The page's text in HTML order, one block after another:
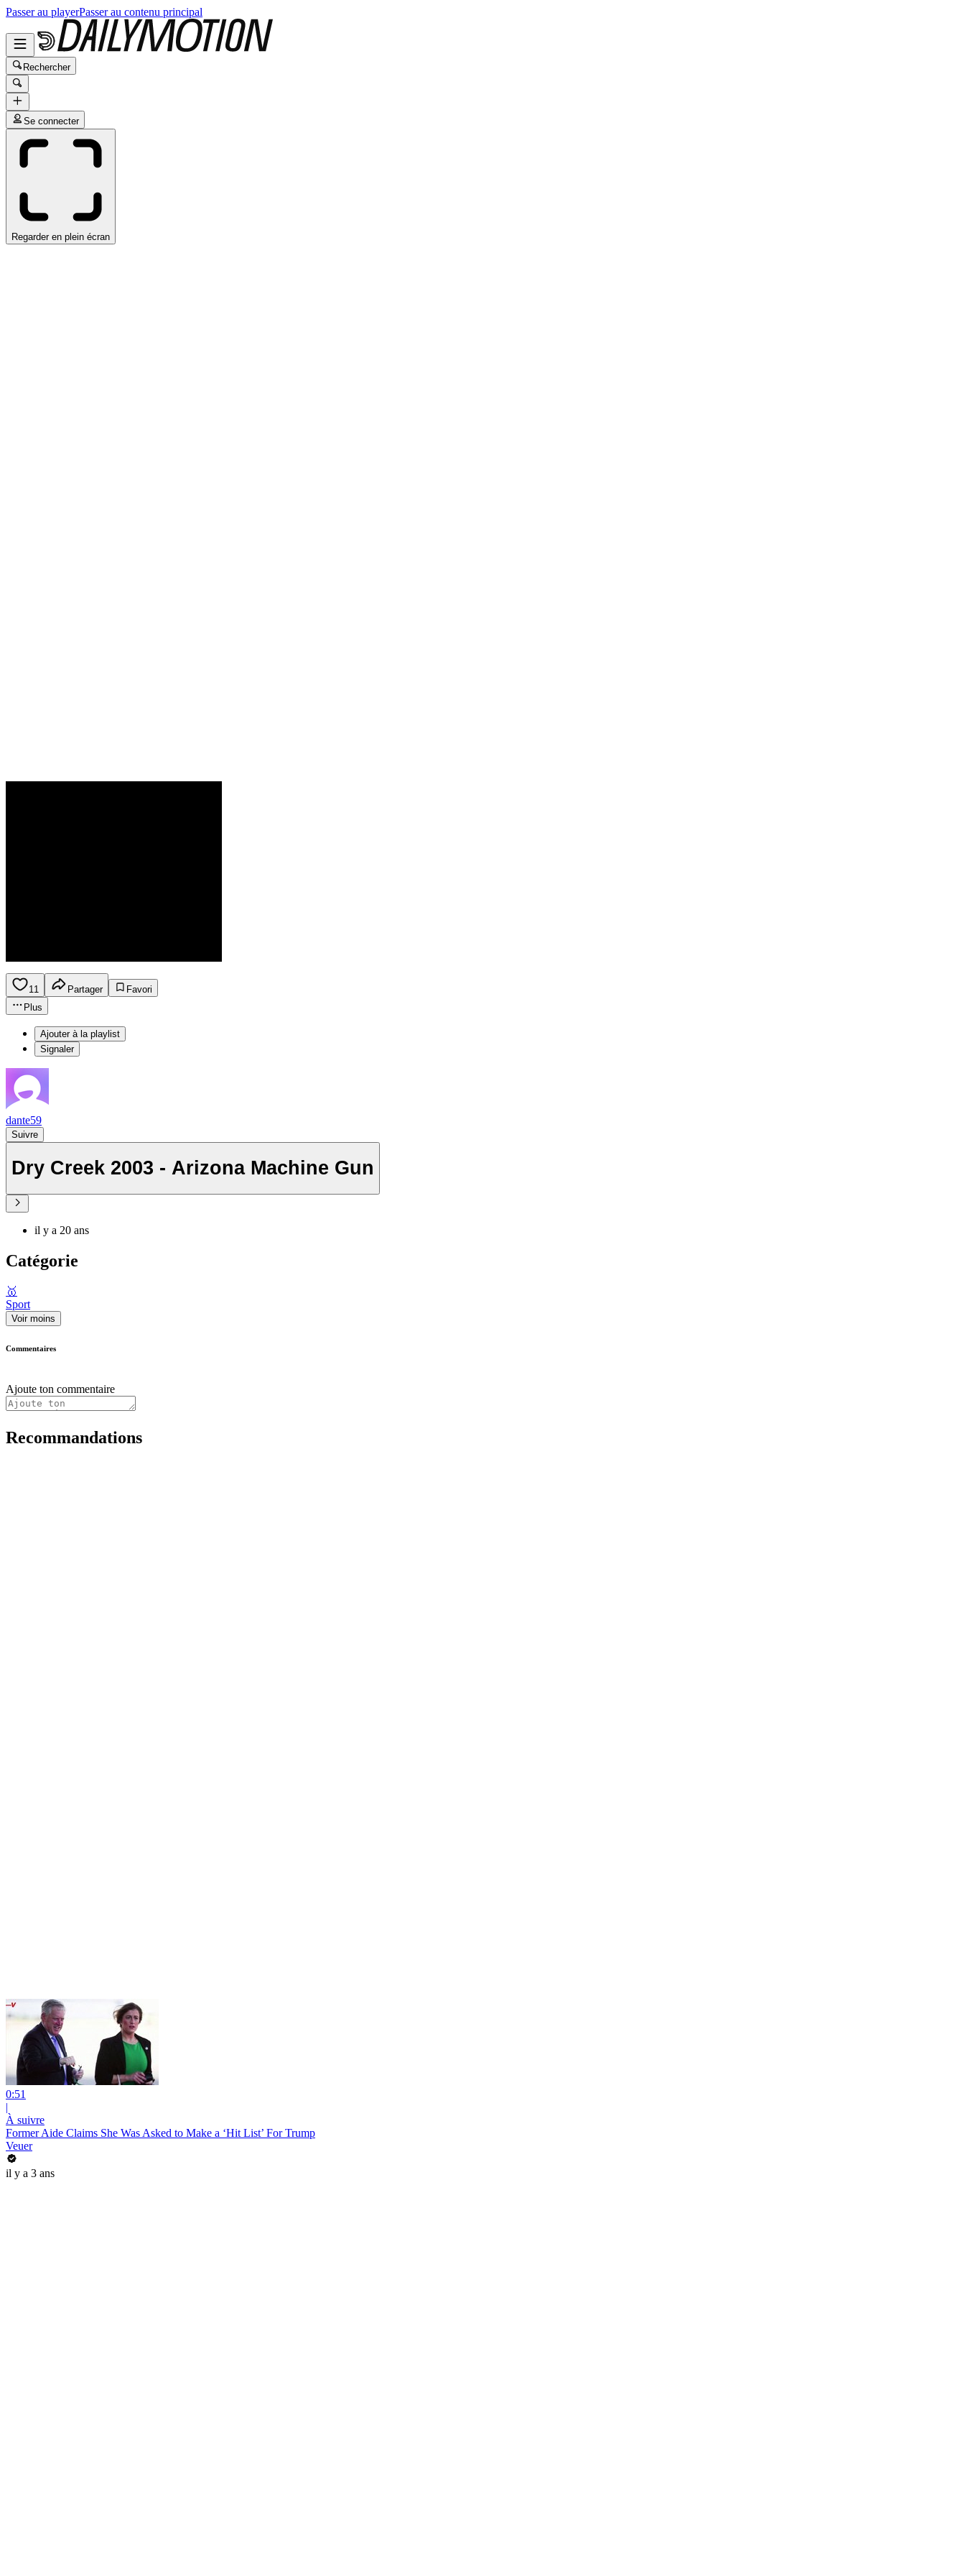
Passer au playerPasser au contenu principal
Rechercher
Se connecter
Regarder en plein écran
11 Partager
Favori
Plus
Ajouter à la playlist
Signaler
dante59
Suivre
Dry Creek 2003 - Arizona Machine Gun
il y a 20 ans
Catégorie
🥇
Sport
Voir moins
Commentaires
Ajoute ton commentaire
Recommandations
0:51
|
À suivre
Former Aide Claims She Was Asked to Make a ‘Hit List’ For Trump
Veuer
il y a 3 ans